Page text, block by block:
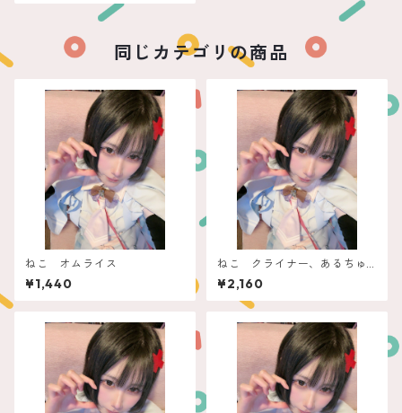
同じカテゴリの商品
ねこ オムライス
¥1,440
ねこ クライナー、あるちゅ
ーる
¥2,160